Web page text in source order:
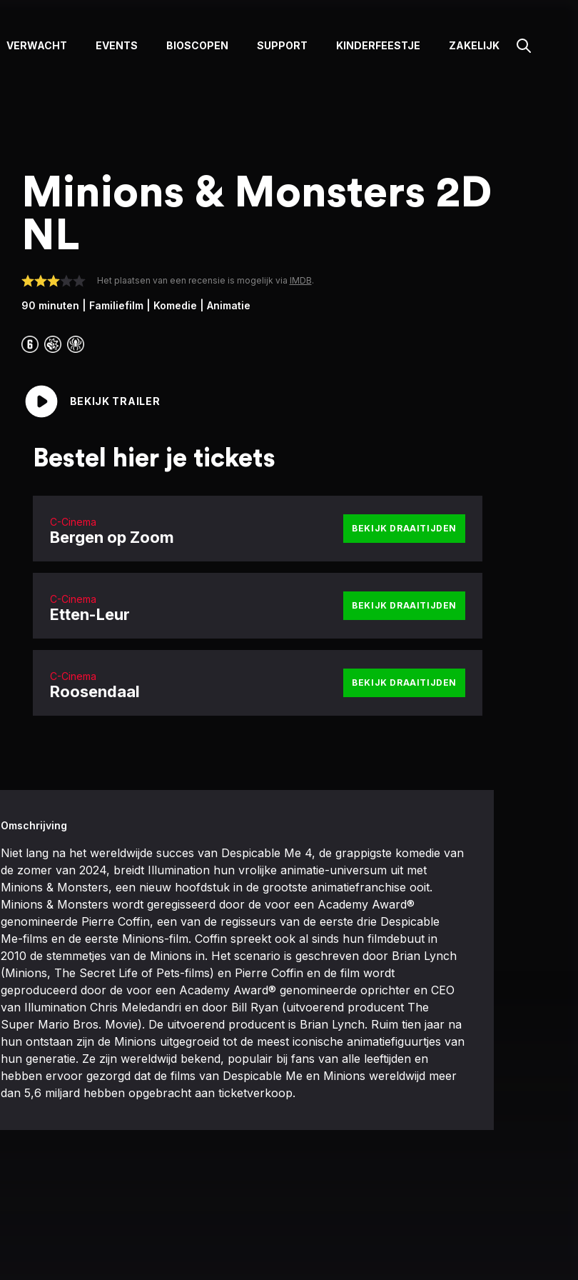
VERWACHT EVENTS BIOSCOPEN SUPPORT KINDERFEESTJE ZAKELIJK
Minions & Monsters 2D
NL
Het plaatsen van een recensie is mogelijk via IMDB.
90 minuten | Familiefilm| Komedie | Animatie
BEKIJK TRAILER
Bestel hier je tickets
C-Cinema
Bergen op Zoom BEKIJK DRAAITIJDEN
C-Cinema
Etten-Leur BEKIJK DRAAITIJDEN
C-Cinema
Roosendaal BEKIJK DRAAITIJDEN
Omschrijving
Niet lang na het wereldwijde succes van Despicable Me 4, de grappigste komedie van
de zomer van 2024, breidt Illumination hun vrolijke animatie-universum uit met
Minions & Monsters, een nieuw hoofdstuk in de grootste animatiefranchise ooit.
Minions & Monsters wordt geregisseerd door de voor een Academy Award®
genomineerde Pierre Coffin, een van de regisseurs van de eerste drie Despicable
Me-films en de eerste Minions-film. Coffin spreekt ook al sinds hun filmdebuut in
2010 de stemmetjes van de Minions in. Het scenario is geschreven door Brian Lynch
(Minions, The Secret Life of Pets-films) en Pierre Coffin en de film wordt
geproduceerd door de voor een Academy Award® genomineerde oprichter en CEO
van Illumination Chris Meledandri en door Bill Ryan (uitvoerend producent The
Super Mario Bros. Movie). De uitvoerend producent is Brian Lynch. Ruim tien jaar na
hun ontstaan zijn de Minions uitgegroeid tot de meest iconische animatiefiguurtjes van
hun generatie. Ze zijn wereldwijd bekend, populair bij fans van alle leeftijden en
hebben ervoor gezorgd dat de films van Despicable Me en Minions wereldwijd meer
dan 5,6 miljard hebben opgebracht aan ticketverkoop.